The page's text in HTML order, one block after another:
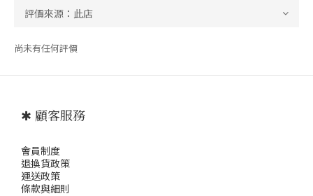
尚未有任何評價
✱ 顧客服務
會員制度
退換貨政策
運送政策
條款與細則